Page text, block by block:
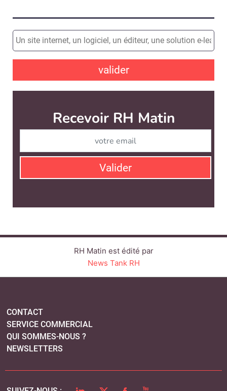
valider
Recevoir RH Matin
Valider
RH Matin est édité par
News Tank RH
CONTACT
SERVICE COMMERCIAL
QUI SOMMES-NOUS ?
NEWSLETTERS